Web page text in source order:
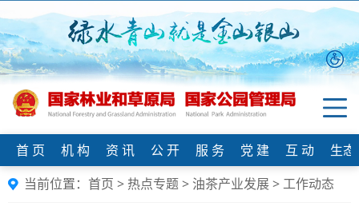
首 页 机 构 资 讯 公 开 服 务 党 建 互 动
生
当前位置： 首页 > 热点专题> 油茶产业发展>工作动态